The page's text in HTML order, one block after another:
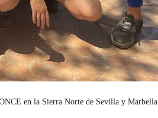
en la Sierra Norte de Sevilla y Marbella